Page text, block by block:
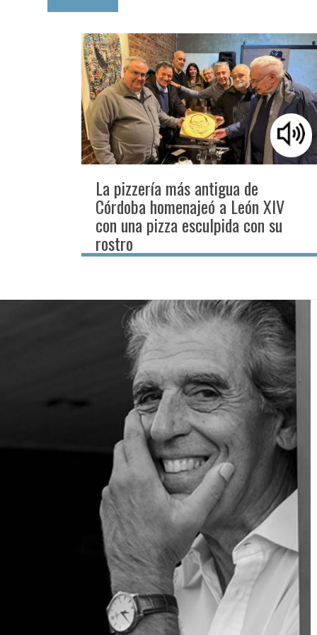
La pizzería más antigua de
Córdoba homenajeó a León XIV
con una pizza esculpida con su
rostro